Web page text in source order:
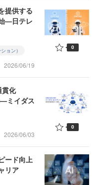
提供する
—日テレ
ョン）
2026/06/19
0
貫化
—ミイダス
2026/06/03
0
ード向上
リア